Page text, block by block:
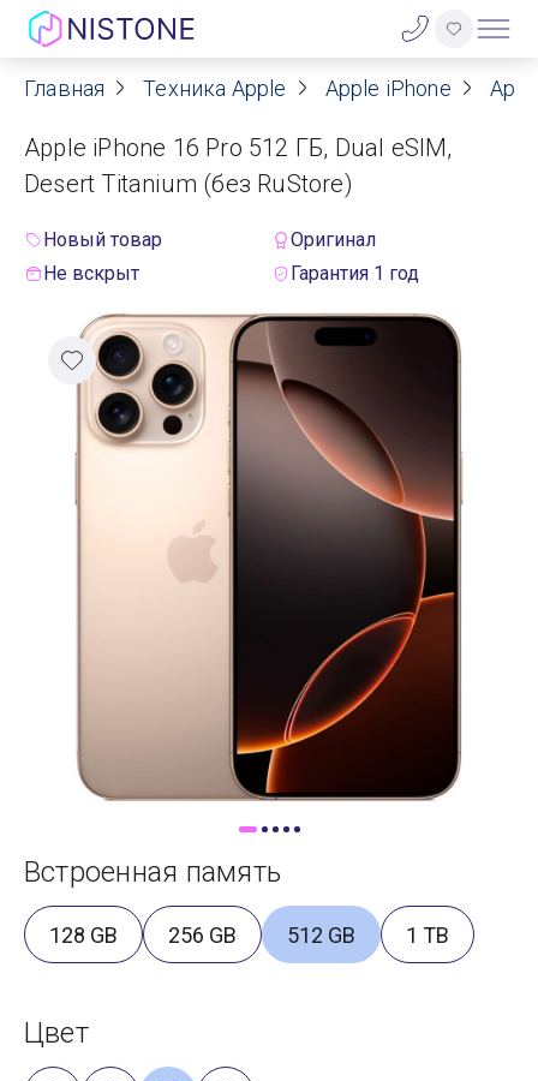
Акции
О нас
Договор оферты
Реквизиты
Контакты
Главная Техника Apple Apple iPhone
Apple iPhone 16 Pro 512 ГБ, Dual eSIM,
Desert Titanium (без RuStore)
Новый товар
Оригинал
Не вскрыт
Гарантия 1 год
Встроенная память
128 GB 256 GB 512 GB 1 TB
Цвет